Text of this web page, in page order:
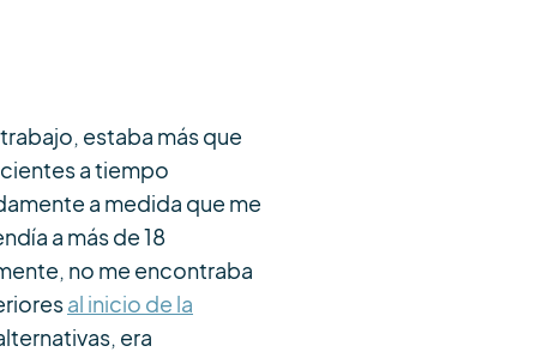
estaba más que
a tiempo
a medida que me
a más de 18
no me encontraba
al inicio de la
era